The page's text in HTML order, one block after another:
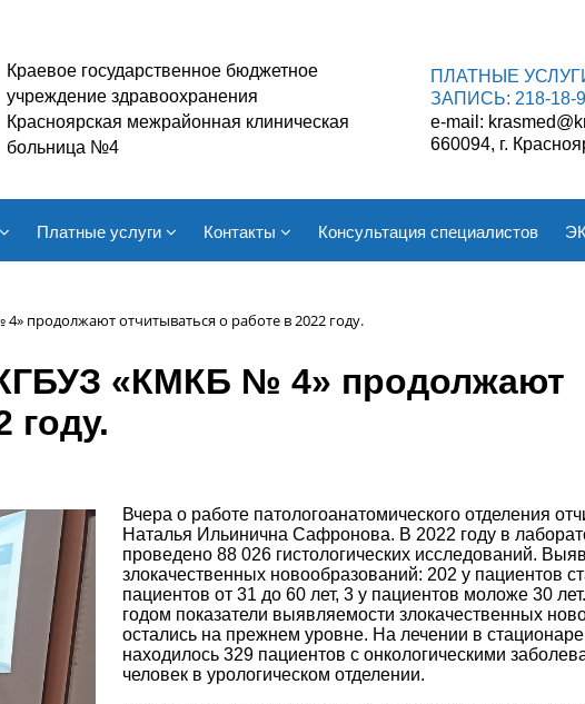
Краевое государственное бюджетное
учреждение здравоохранения
Красноярская межрайонная клиническая
больница №4
ПЛАТНЫЕ
ЗАПИСЬ: 218-18-
e-mail:
660094, г.
Платные услуги Контакты Консультация специалистов
продолжают отчитываться о работе в 2022 году.
«КМКБ № 4» продолжают
году.
Вчера о работе патологоанатомического отделения
Наталья Ильинична Сафронова. В 2022 году в
проведено 88 026 гистологических исследований.
злокачественных новообразований: 202 у пациентов
пациентов от 31 до 60 лет, 3 у пациентов моложе 30
годом показатели выявляемости злокачественных
остались на прежнем уровне. На лечении в
находилось 329 пациентов с онкологическими
человек в урологическом отделении.